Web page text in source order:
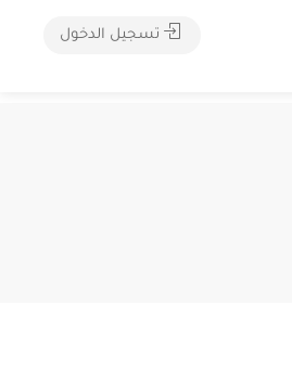
تسجيل الدخول